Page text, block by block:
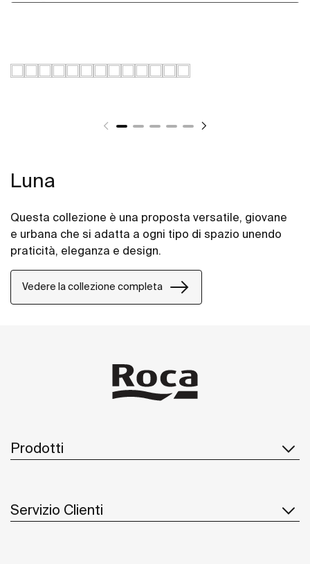
Luna
Questa collezione è una proposta versatile, giovane
e urbana che si adatta a ogni tipo di spazio unendo
praticità, eleganza e design.
Vedere la collezione completa
Prodotti
Servizio Clienti